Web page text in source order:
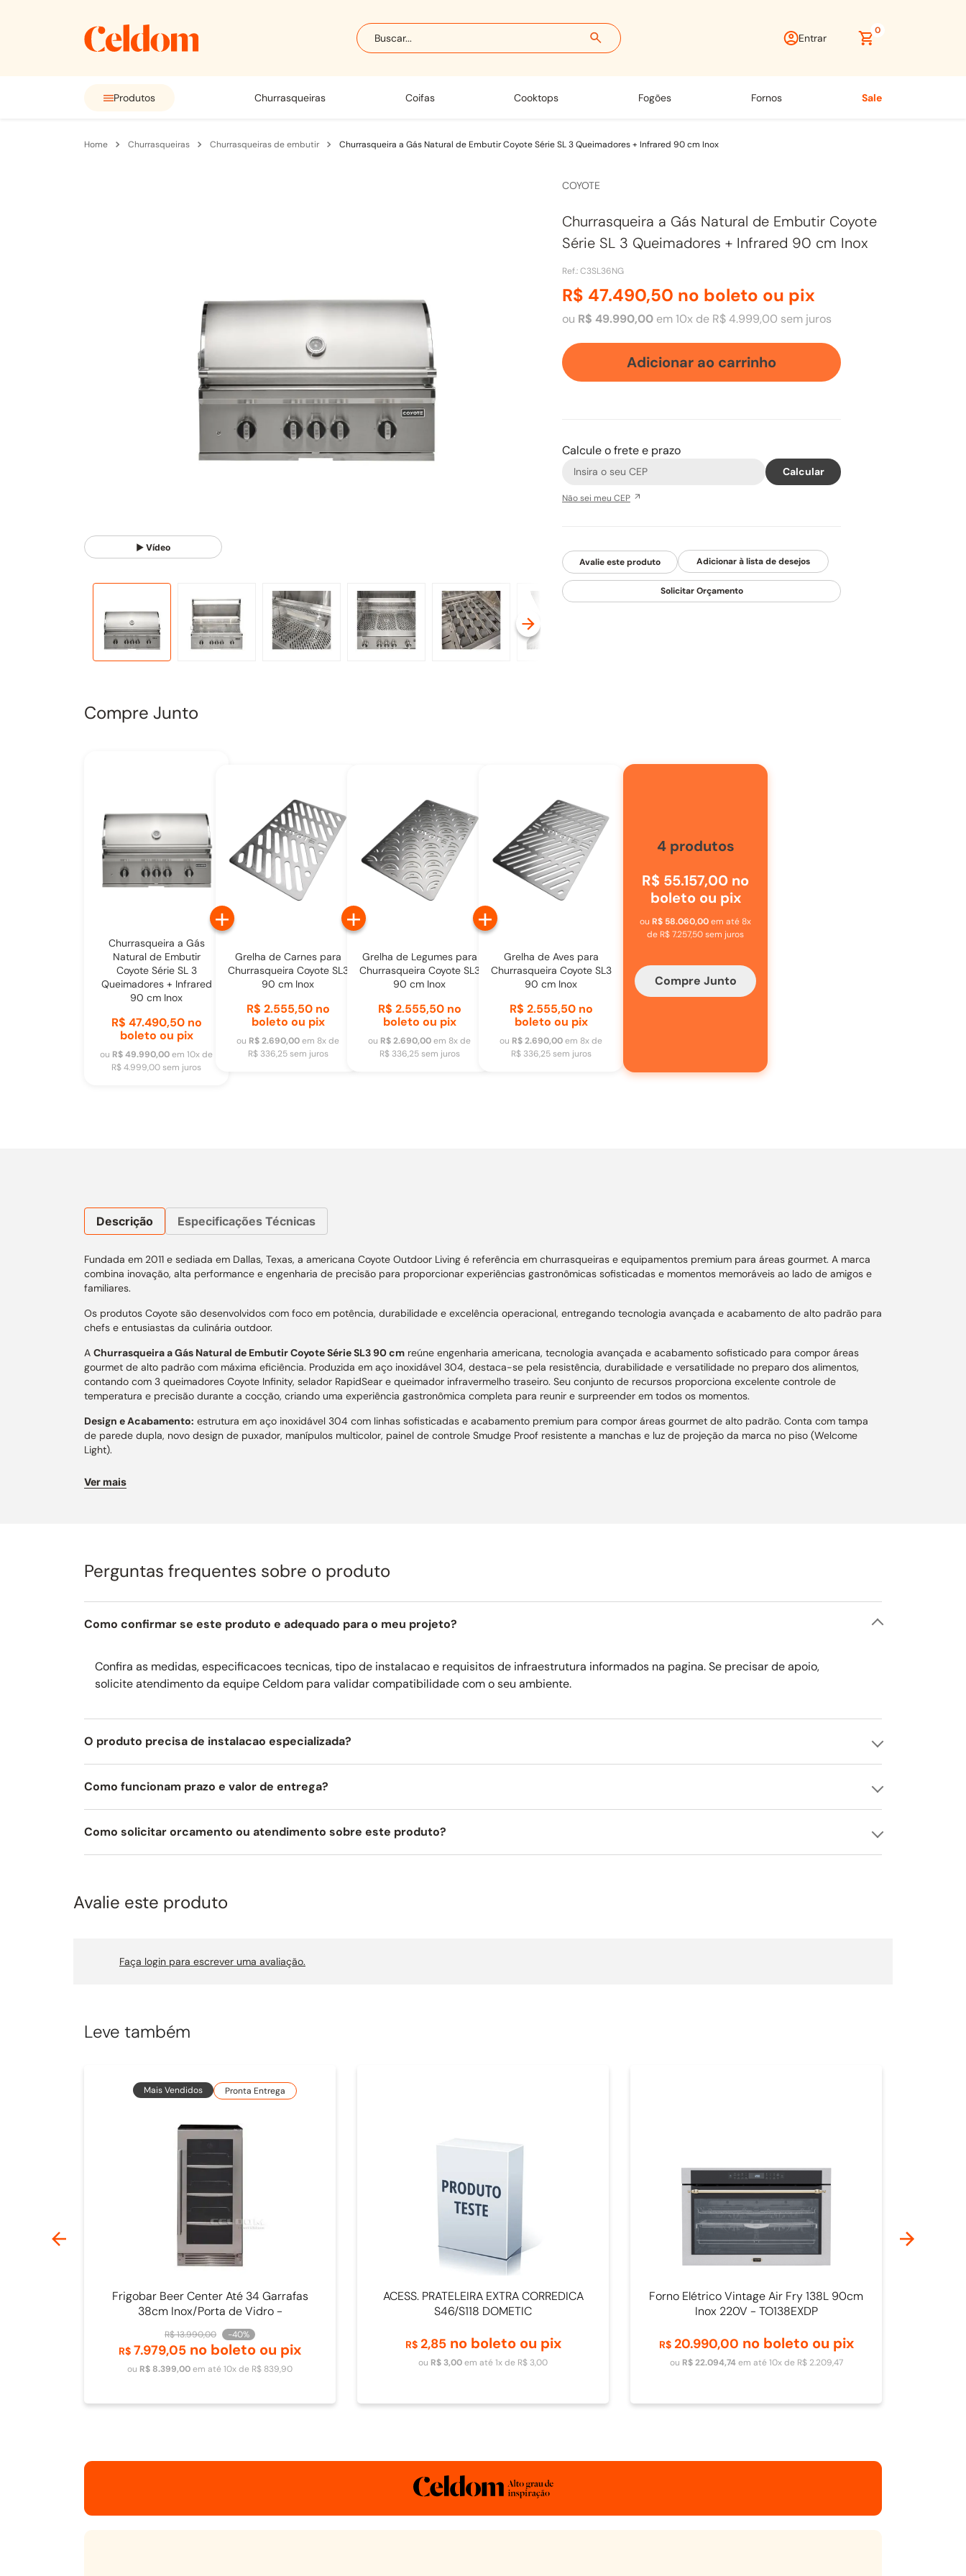
Buscar... Entrar
0
churrasqueiras coifas cooktops fogões fornos sale
Produtos
churrasqueiras churrasqueiras de embutir Churrasqueira a Gás Natural de Embutir Coyote Série SL 3 Queimadores + Infrared 90 cm Inox
▶ Vídeo
Compre Junto
Churrasqueira a Gás
Natural de Embutir
Coyote Série SL 3
Queimadores + Infrared
90 cm Inox
R$ 47.490,50no
boleto ou pix
ou R$ 49.990,00em 10x de
R$ 4.999,00sem juros
+
Grelha de Carnes para
Churrasqueira Coyote SL3
90 cm Inox
R$ 2.555,50no
boleto ou pix
ou R$ 2.690,00em 8x de
R$ 336,25sem juros
+
Grelha de Legumes para
Churrasqueira Coyote SL3
90 cm Inox
R$ 2.555,50no
boleto ou pix
ou R$ 2.690,00em 8x de
R$ 336,25sem juros
+
Grelha de Aves para
Churrasqueira Coyote SL3
90 cm Inox
R$ 2.555,50no
boleto ou pix
ou R$ 2.690,00em 8x de
R$ 336,25sem juros
4produtos
R$ 55.157,00 no
boleto ou pix
ou R$ 58.060,00em até8x
de R$ 7.257,50sem juros
Compre Junto
COYOTE
Churrasqueira a Gás Natural de Embutir Coyote
Série SL 3 Queimadores + Infrared 90 cm Inox
Ref.:C3SL36NG
R$ 47.490,50 no boleto ou pix
ou R$ 49.990,00 em10x de R$4.999,00 sem juros
Adicionar ao carrinho
Calcule o frete e prazo
Não sei meu CEP
Avalie este produto
Solicitar Orçamento
Descrição Especificações Técnicas
Fundada em 2011 e sediada em Dallas, Texas, a americana Coyote Outdoor Living é referência em churrasqueiras e equipamentos premium para áreas gourmet. A marca
combina inovação, alta performance e engenharia de precisão para proporcionar experiências gastronômicas sofisticadas e momentos memoráveis ao lado de amigos e
familiares.
Os produtos Coyote são desenvolvidos com foco em potência, durabilidade e excelência operacional, entregando tecnologia avançada e acabamento de alto padrão para
chefs e entusiastas da culinária outdoor.
A Churrasqueira a Gás Natural de Embutir Coyote Série SL3 90 cm reúne engenharia americana, tecnologia avançada e acabamento sofisticado para compor áreas
gourmet de alto padrão com máxima eficiência. Produzida em aço inoxidável 304, destaca-se pela resistência, durabilidade e versatilidade no preparo dos alimentos,
contando com 3 queimadores Coyote Infinity, selador RapidSear e queimador infravermelho traseiro. Seu conjunto de recursos proporciona excelente controle de
temperatura e precisão durante a cocção, criando uma experiência gastronômica completa para reunir e surpreender em todos os momentos.
Design e Acabamento: estrutura em aço inoxidável 304 com linhas sofisticadas e acabamento premium para compor áreas gourmet de alto padrão. Conta com tampa
de parede dupla, novo design de puxador, manípulos multicolor, painel de controle Smudge Proof resistente a manchas e luz de projeção da marca no piso (Welcome
Light).
Performance e Potência:
até 90.000 BTUs, alta performance térmica, aquecimento rápido e versatilidade para diferentes técnicas de preparo, desde o selamento intenso até o cozimento uniforme
Praticidade e Ergonomia: tampa com assistência por mola para abertura suave, suporte integrado para grelha de descanso, protetor de vento integrado e bandeja
coletora de gordura, facilitando a limpeza e a manutenção diária. Acompanha ainda espeto giratório Rotisserie e caixa defumadora, ampliando as possibilidades de
Largura comercial: 90 cm.
Ver mais
Perguntas frequentes sobre o produto
Como confirmar se este produto e adequado para o meu projeto?
Confira as medidas, especificacoes tecnicas, tipo de instalacao e requisitos de infraestrutura informados na pagina. Se precisar de apoio,
solicite atendimento da equipe Celdom para validar compatibilidade com o seu ambiente.
O produto precisa de instalacao especializada?
Como funcionam prazo e valor de entrega?
Como solicitar orcamento ou atendimento sobre este produto?
Avalie este produto
Faça login para escrever uma avaliação.
Leve também
Mais Vendidos Pronta Entrega
Frigobar Beer Center Até 34 Garrafas
38cm Inox/Porta de Vidro -
4093840009
R$13.990,00 -40%
R$ 7.979,05 no boleto ou pix
ou R$ 8.399,00em até10x de R$ 839,90
Adicionar ao carrinho
ACESS. PRATELEIRA EXTRA CORREDICA
S46/S118 DOMETIC
R$ 2,85no boleto ou pix
ou R$ 3,00em até1x de R$ 3,00
Adicionar ao carrinho
Forno Elétrico Vintage Air Fry 138L 90cm
Inox 220V - TO138EXDP
R$ 20.990,00 no boleto ou pix
ou R$ 22.094,74em até10x de R$ 2.209,47
Adicionar ao carrinho